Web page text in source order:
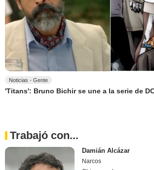
Noticias - Gente
'Titans': Bruno Bichir se une a la serie de
Trabajó con...
Damián Alcázar
Narcos